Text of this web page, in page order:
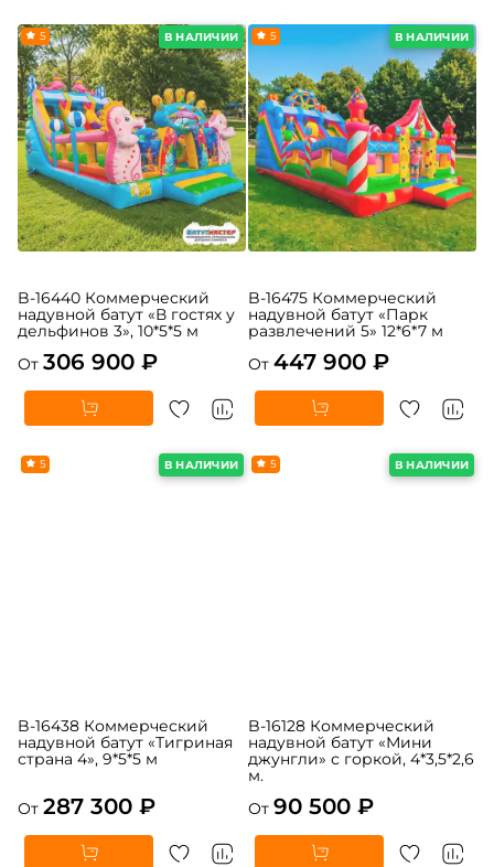
В НАЛИЧИИ
5
B-16440 Коммерческий
надувной батут «В гостях у
дельфинов 3», 10*5*5 м
От 306 900 ₽
В НАЛИЧИИ
5
B-16475 Коммерческий
надувной батут «Парк
развлечений 5» 12*6*7 м
От 447 900 ₽
В НАЛИЧИИ
5
B-16438 Коммерческий
надувной батут «Тигриная
страна 4», 9*5*5 м
От 287 300 ₽
В НАЛИЧИИ
5
B-16128 Коммерческий
надувной батут «Мини
джунгли» с горкой, 4*3,5*2,6
м.
От 90 500 ₽